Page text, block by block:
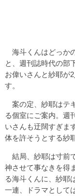
海斗くんはどっか
と、週刊誌時代の部
お偉いさんと紗耶が
す。
案の定、紗耶はテ
る個室にご案内。週
いさんも迂闊すぎま
体を許そうとする紗
結局、紗耶は寸前
神させて事なきを得
る海斗くんに、紗耶
一連、ドラマとして